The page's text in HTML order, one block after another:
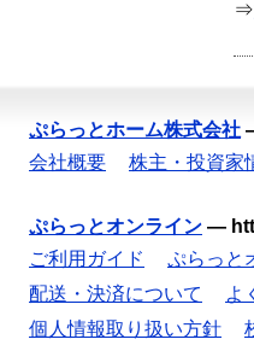
⇒
ぷらっとホーム株式会社
会社概要
株主・投資家
ぷらっとオンライン —
ご利用ガイド
ぷらっと
配送・決済について
よ
個人情報取り扱い方針